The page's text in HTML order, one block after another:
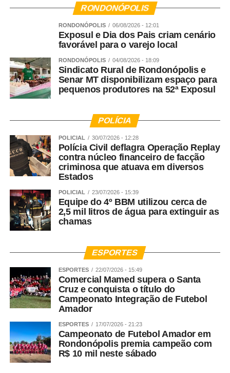
RONDONÓPOLIS
RONDONÓPOLIS 06/08/2026 - 12:01
Exposul e Dia dos Pais criam cenário
favorável para o varejo local
RONDONÓPOLIS 04/08/2026 - 18:09
Sindicato Rural de Rondonópolis e
Senar MT disponibilizam espaço para
pequenos produtores na 52ª Exposul
POLÍCIA
POLICIAL 30/07/2026 - 12:28
Polícia Civil deflagra Operação Replay
contra núcleo financeiro de facção
criminosa que atuava em diversos
Estados
POLICIAL 23/07/2026 - 15:39
Equipe do 4º BBM utilizou cerca de
2,5 mil litros de água para extinguir as
chamas
ESPORTES
ESPORTES 22/07/2026 - 15:49
Comercial Mamed supera o Santa
Cruz e conquista o título do
Campeonato Integração de Futebol
Amador
ESPORTES 17/07/2026 - 21:23
Campeonato de Futebol Amador em
Rondonópolis premia campeão com
R$ 10 mil neste sábado